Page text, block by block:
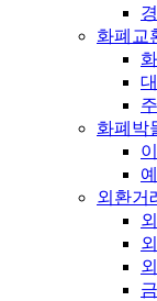
화폐교
화폐박
외환거